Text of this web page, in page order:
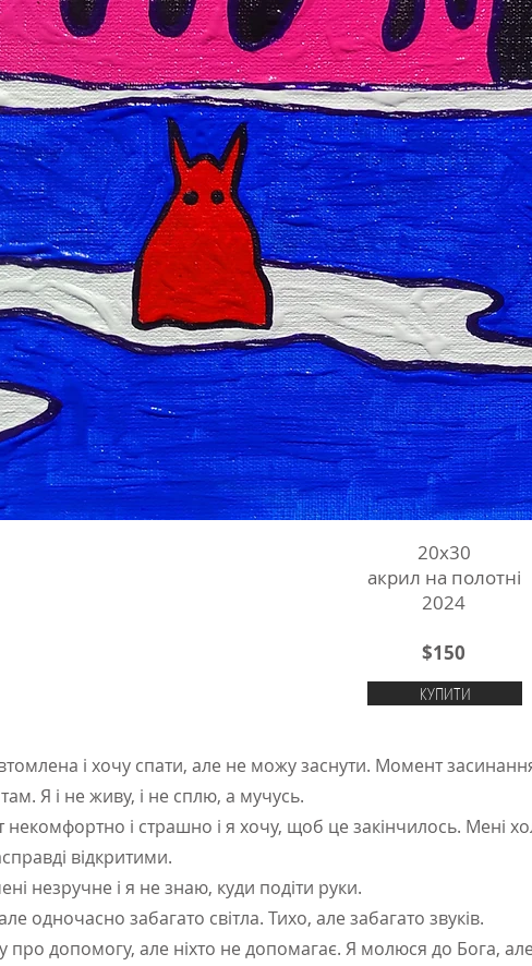
20х30
акрил на полотні
2024
$150
КУПИТИ
і хочу спати, але не можу заснути. Момент засинання
там. Я і не живу, і не сплю, а мучусь.
некомфортно і страшно і я хочу, щоб це закінчилось. Мені
відкритими.
незручне і я не знаю, куди подіти руки.
одночасно забагато світла. Тихо, але забагато звуків.
допомогу, але ніхто не допомагає. Я молюся до Бога,